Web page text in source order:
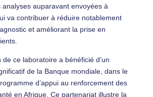
analyses auparavant envoyées à
va contribuer à réduire notablement
et améliorant la prise en
de ce laboratoire a bénéficié d’un
de la Banque mondiale, dans le
d’appui au renforcement des
en Afrique. Ce partenariat illustre la